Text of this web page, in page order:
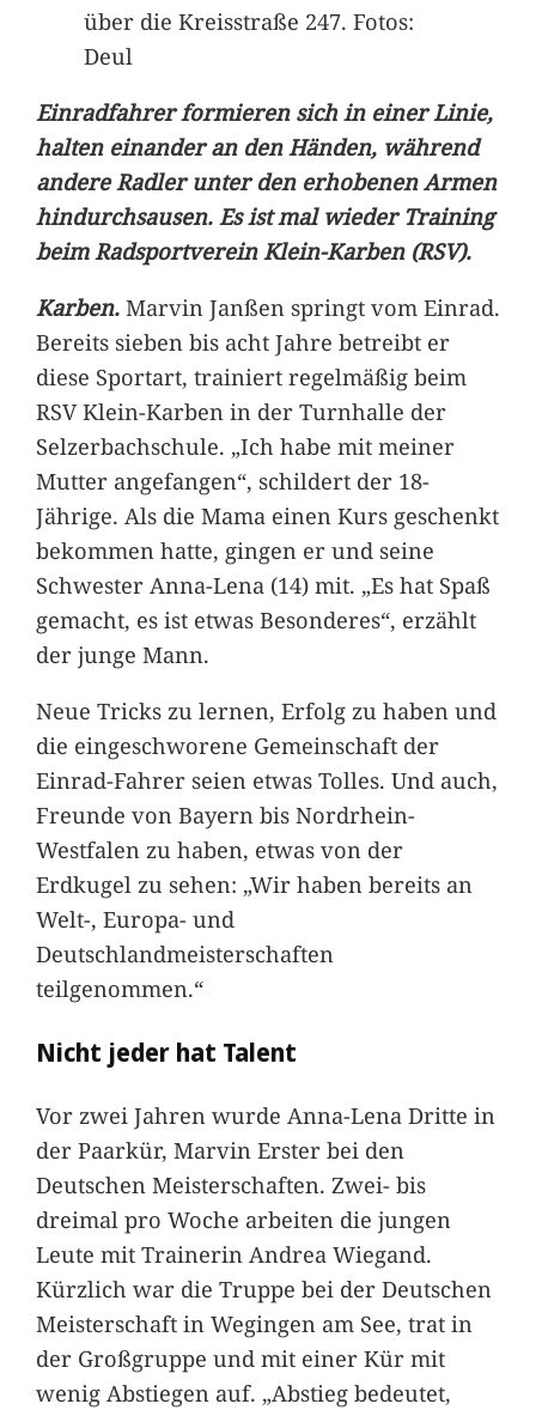
über die Kreisstraße 247. Fotos:
Deul
Einradfahrer formieren sich in einer Linie,
halten einander an den Händen, während
andere Radler unter den erhobenen Armen
hindurchsausen. Es ist mal wieder Training
beim Radsportverein Klein-Karben (RSV).
Karben. Marvin Janßen springt vom Einrad.
Bereits sieben bis acht Jahre betreibt er
diese Sportart, trainiert regelmäßig beim
RSV Klein-Karben in der Turnhalle der
Selzerbachschule. „Ich habe mit meiner
Mutter angefangen“, schildert der 18-
Jährige. Als die Mama einen Kurs geschenkt
bekommen hatte, gingen er und seine
Schwester Anna-Lena (14) mit. „Es hat Spaß
gemacht, es ist etwas Besonderes“, erzählt
der junge Mann.
Neue Tricks zu lernen, Erfolg zu haben und
die eingeschworene Gemeinschaft der
Einrad-Fahrer seien etwas Tolles. Und auch,
Freunde von Bayern bis Nordrhein-
Westfalen zu haben, etwas von der
Erdkugel zu sehen: „Wir haben bereits an
Welt-, Europa- und
Deutschlandmeisterschaften
teilgenommen.“
Nicht jeder hat Talent
Vor zwei Jahren wurde Anna-Lena Dritte in
der Paarkür, Marvin Erster bei den
Deutschen Meisterschaften. Zwei- bis
dreimal pro Woche arbeiten die jungen
Leute mit Trainerin Andrea Wiegand.
Kürzlich war die Truppe bei der Deutschen
Meisterschaft in Wegingen am See, trat in
der Großgruppe und mit einer Kür mit
wenig Abstiegen auf. „Abstieg bedeutet,